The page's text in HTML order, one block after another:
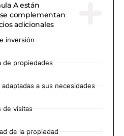
A están
complementan
adicionales
inversión
de propiedades
a sus necesidades
de visitas
de la propiedad